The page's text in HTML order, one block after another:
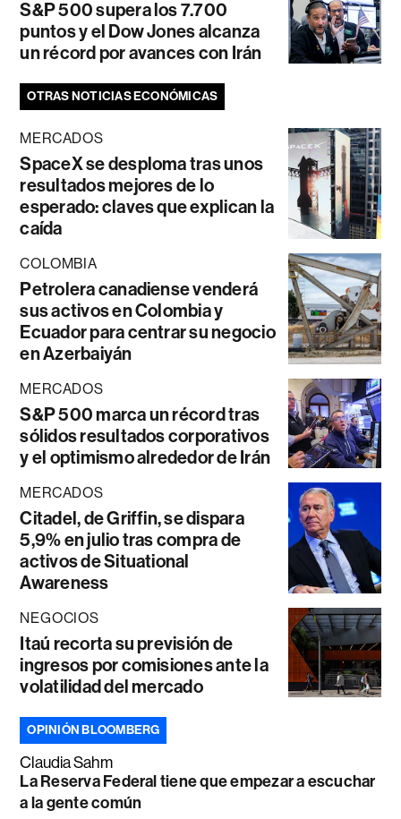
S&P 500 supera los 7.700
puntos y el Dow Jones alcanza
un récord por avances con Irán
OTRAS NOTICIAS ECONÓMICAS
MERCADOS
SpaceX se desploma tras unos
resultados mejores de lo
esperado: claves que explican la
caída
COLOMBIA
Petrolera canadiense venderá
sus activos en Colombia y
Ecuador para centrar su negocio
en Azerbaiyán
MERCADOS
S&P 500 marca un récord tras
sólidos resultados corporativos
y el optimismo alrededor de Irán
MERCADOS
Citadel, de Griffin, se dispara
5,9% en julio tras compra de
activos de Situational
Awareness
NEGOCIOS
Itaú recorta su previsión de
ingresos por comisiones ante la
volatilidad del mercado
OPINIÓN BLOOMBERG
Claudia Sahm
La Reserva Federal tiene que empezar a escuchar
a la gente común